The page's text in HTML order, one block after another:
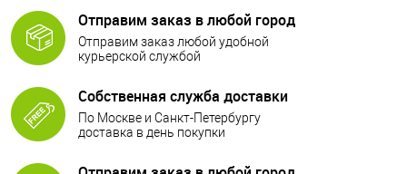
Отправим заказ в любой город
Отправим заказ любой удобной
курьерской службой
Собственная служба доставки
По Москве и Санкт-Петербургу
доставка в день покупки